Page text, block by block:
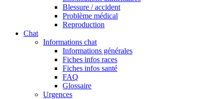
Blessure / accident
Problème médical
Reproduction
Chat
Informations chat
Informations générales
Fiches infos races
Fiches infos santé
FAQ
Glossaire
Urgences